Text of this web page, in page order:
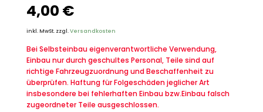
4,00 €
inkl. MwSt. zzgl.Versandkosten
Bei Selbsteinbau eigenverantwortliche Verwendung,
Einbau nur durch geschultes Personal, Teile sind auf
richtige Fahrzeugzuordnung und Beschaffenheit zu
überprüfen. Haftung für Folgeschäden jeglicher Art
insbesondere bei fehlerhaften Einbau bzw.Einbau falsch
zugeordneter Teile ausgeschlossen.